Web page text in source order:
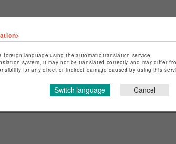
ョップ名
晴MUSUBI
舗名
福岡PARCO
定商取引法など法令に基づく表記はこちら
ショップお問い合わせは
こちら
foreign language using the automatic translation service.
system, it may not be translated correctly and may differ
for any direct or indirect damage caused by using this
Switch language Cancel